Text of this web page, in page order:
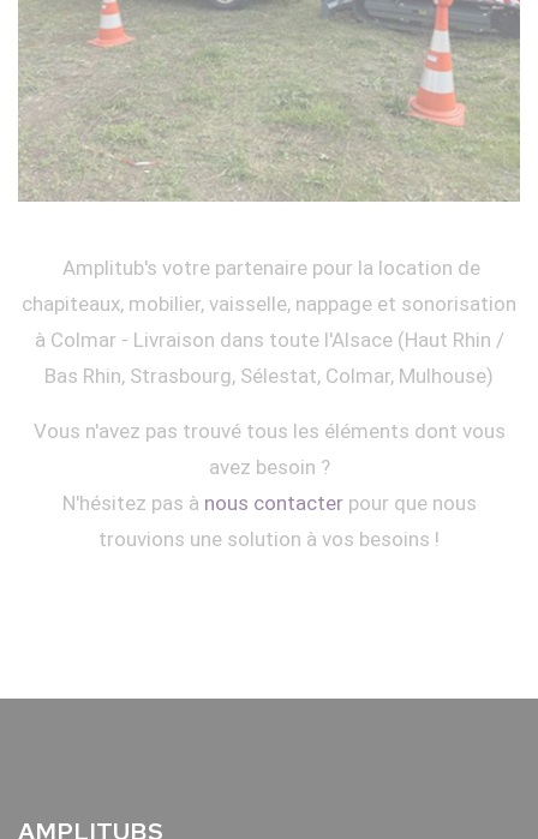
Amplitub's votre partenaire pour la location de
chapiteaux, mobilier, vaisselle, nappage et sonorisation
à Colmar - Livraison dans toute l'Alsace (Haut Rhin /
Bas Rhin, Strasbourg, Sélestat, Colmar, Mulhouse)
Vous n'avez pas trouvé tous les éléments dont vous
avez besoin ?
N'hésitez pas à nous contacterpour que nous
trouvions une solution à vos besoins !
AMPLITUBS